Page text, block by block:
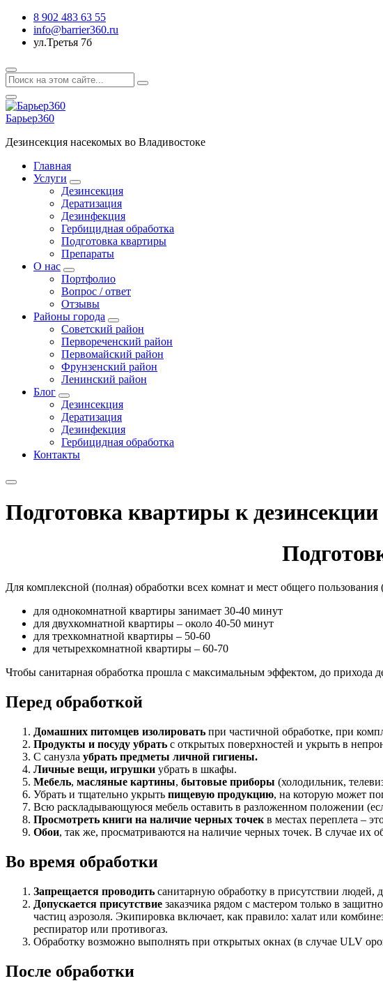
8 902 483 63 55
info@barrier360.ru
ул.Третья 7б
Барьер360
Дезинсекция насекомых во Владивостоке
Главная
Услуги
Дезинсекция
Дератизация
Дезинфекция
Гербицидная обработка
Подготовка квартиры
Препараты
О нас
Портфолио
Вопрос / ответ
Отзывы
Районы города
Советский район
Первореченский район
Первомайский район
Фрунзенский район
Ленинский район
Блог
Дезинсекция
Дератизация
Дезинфекция
Гербицидная обработка
Контакты
Подготовка квартиры к дезинсекции
Для комплексной (полная) обработки всех комнат и мест общего
для однокомнатной квартиры занимает 30-40 минут
для двухкомнатной квартиры – около 40-50 минут
для трехкомнатной квартиры – 50-60
для четырехкомнатной квартиры – 60-70
Чтобы санитарная обработка прошла с максимальным эффектом, до прихода
Перед обработкой
Домашних питомцев изолировать при частичной обработке, при
Продукты и посуду убрать с открытых поверхностей и укрыть в
С санузла убрать предметы личной гигиены.
Личные вещи, игрушки убрать в шкафы.
Мебель, масляные картины, бытовые приборы (холодильник,
Убрать и тщательно укрыть пищевую продукцию, на которую может
Всю раскладывающуюся мебель оставить в разложенном положении
Просмотреть книги на наличие черных точек в местах переплета –
Обои, так же, просматриваются на наличие черных точек. В случае их
Во время обработки
Запрещается проводить санитарную обработку в присутствии
Допускается присутствие заказчика рядом с мастером только в
частиц аэрозоля. Экипировка включает, как правило: халат или
респиратор или противогаз.
Обработку возможно выполнять при открытых окнах (в случае ULV
После обработки